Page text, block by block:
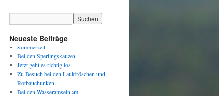
Neueste Beiträge
Sommerzeit
Bei den Sperlingskauzen
Jetzt geht es richtig los
Zu Besuch bei den Laubfröschen und
Rotbauchunken
Bei den Wasseramseln am